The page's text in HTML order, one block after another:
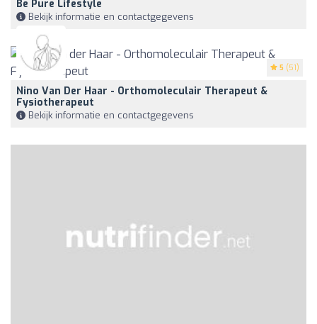
Be Pure Lifestyle
Bekijk informatie en contactgegevens
5 (51)
Nino Van Der Haar - Orthomoleculair Therapeut &
Fysiotherapeut
Bekijk informatie en contactgegevens